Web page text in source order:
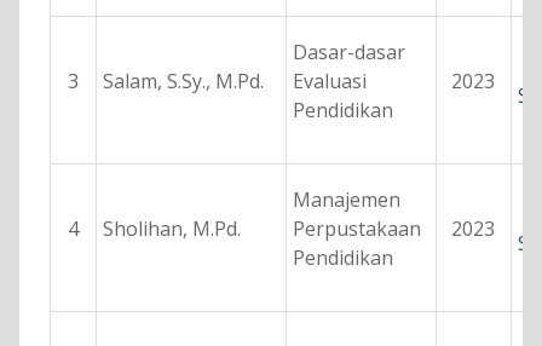
3 Salam, S.Sy., M.Pd.
Dasar-dasar
Evaluasi
Pendidikan
2023
4 Sholihan, M.Pd.
Manajemen
Perpustakaan
Pendidikan
2023